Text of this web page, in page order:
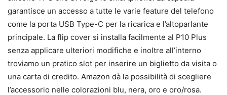
garantisce un accesso a tutte le varie feature del telefono
come la porta USB Type-C per la ricarica e l’altoparlante
principale. La flip cover si installa facilmente al P10 Plus
senza applicare ulteriori modifiche e inoltre all’interno
troviamo un pratico slot per inserire un biglietto da visita o
una carta di credito. Amazon dà la possibilità di scegliere
l’accessorio nelle colorazioni blu, nera, oro e oro/rosa.